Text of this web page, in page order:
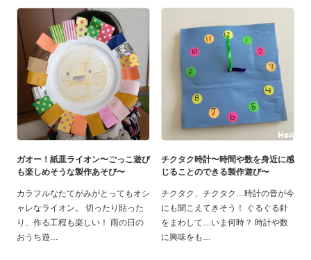
ガオー！紙皿ライオン〜ごっこ遊び
も楽しめそうな製作あそび〜
カラフルなたてがみがとってもオシ
ャレなライオン。 切ったり貼った
り、作る工程も楽しい！ 雨の日の
おうち遊
チクタク時計〜時間や数を身近に感
じることのできる製作遊び〜
チクタク、チクタク…時計の音が今
にも聞こえてきそう！ ぐるぐる針
をまわして…いま何時？ 時計や数
に興味をも